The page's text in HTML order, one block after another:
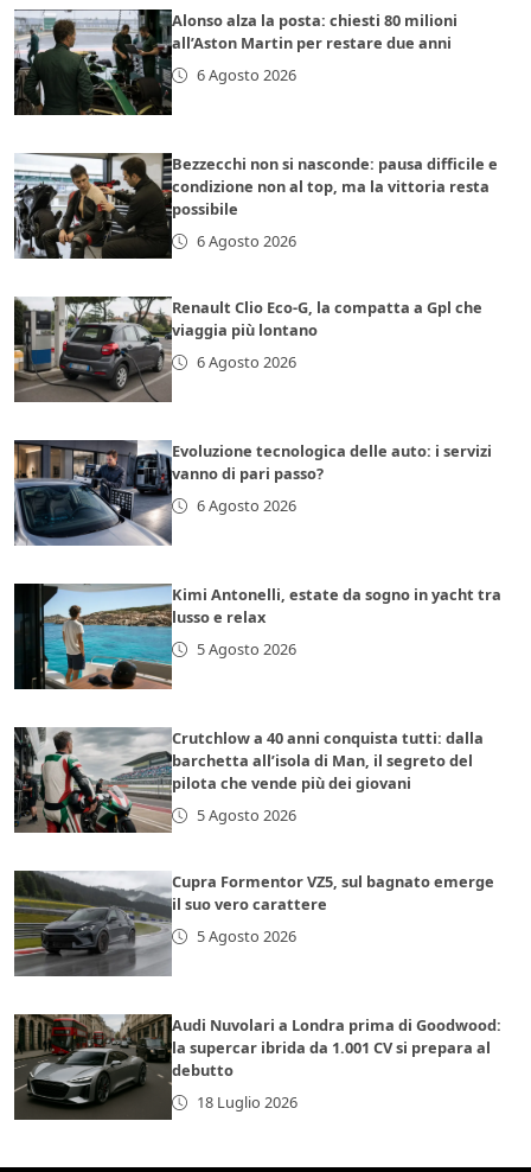
Alonso alza la posta: chiesti 80 milioni
all’Aston Martin per restare due anni
6 Agosto 2026
Bezzecchi non si nasconde: pausa difficile e
condizione non al top, ma la vittoria resta
possibile
6 Agosto 2026
Renault Clio Eco-G, la compatta a Gpl che
viaggia più lontano
6 Agosto 2026
Evoluzione tecnologica delle auto: i servizi
vanno di pari passo?
6 Agosto 2026
Kimi Antonelli, estate da sogno in yacht tra
lusso e relax
5 Agosto 2026
Crutchlow a 40 anni conquista tutti: dalla
barchetta all’isola di Man, il segreto del
pilota che vende più dei giovani
5 Agosto 2026
Cupra Formentor VZ5, sul bagnato emerge
il suo vero carattere
5 Agosto 2026
Audi Nuvolari a Londra prima di Goodwood:
la supercar ibrida da 1.001 CV si prepara al
debutto
18 Luglio 2026